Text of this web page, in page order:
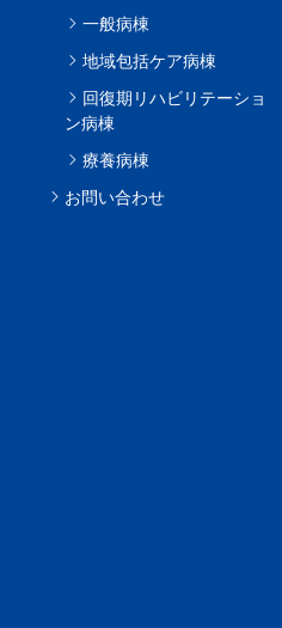
一般病棟
地域包括ケア病棟
回復期リハビリテーショ
ン病棟
療養病棟
お問い合わせ